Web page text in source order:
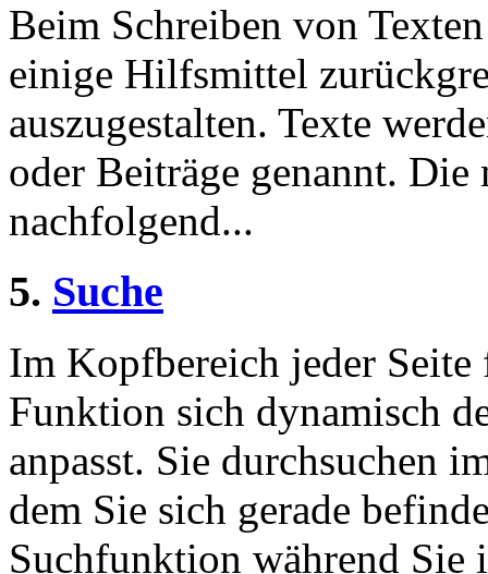
Beim Schreiben von
einige Hilfsmittel
auszugestalten. Texte
oder Beiträge genannt.
nachfolgend...
5. Suche
Im Kopfbereich jeder Seite
Funktion sich dynamisch
anpasst. Sie durchsuchen
dem Sie sich gerade
Suchfunktion während Sie